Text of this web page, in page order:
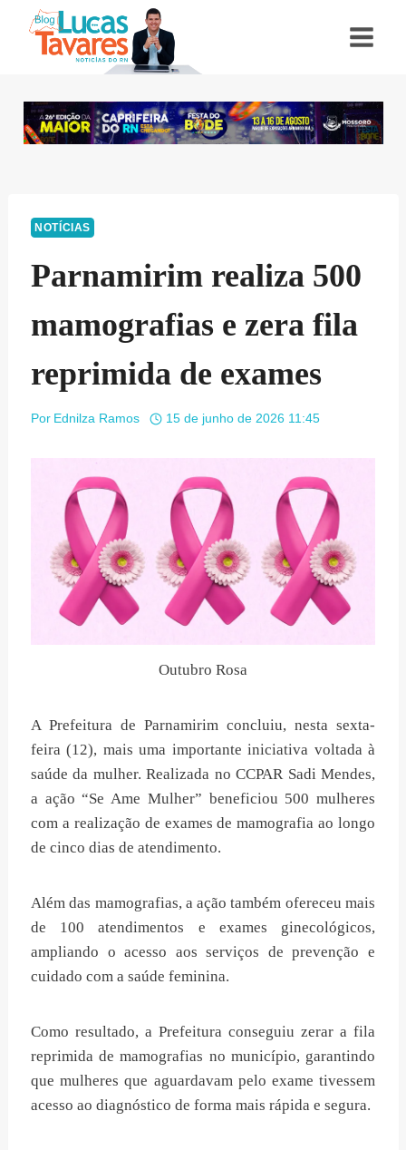
NOTÍCIAS
Parnamirim realiza 500
mamografias e zera fila
reprimida de exames
Por Ednilza Ramos 15 de junho de 2026 11:45
Outubro Rosa
A Prefeitura de Parnamirim concluiu, nesta sexta-
feira (12), mais uma importante iniciativa voltada à
saúde da mulher. Realizada no CCPAR Sadi Mendes,
a ação “Se Ame Mulher” beneficiou 500 mulheres
com a realização de exames de mamografia ao longo
de cinco dias de atendimento.
Além das mamografias, a ação também ofereceu mais
de 100 atendimentos e exames ginecológicos,
ampliando o acesso aos serviços de prevenção e
cuidado com a saúde feminina.
Como resultado, a Prefeitura conseguiu zerar a fila
reprimida de mamografias no município, garantindo
que mulheres que aguardavam pelo exame tivessem
acesso ao diagnóstico de forma mais rápida e segura.